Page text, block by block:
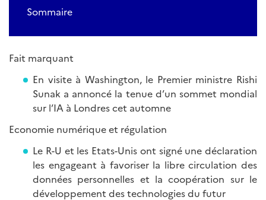
Sommaire
Fait marquant
En visite à Washington, le Premier ministre Rishi
Sunak a annoncé la tenue d’un sommet mondial
sur l’IA à Londres cet automne
Economie numérique et régulation
Le R-U et les Etats-Unis ont signé une déclaration
les engageant à favoriser la libre circulation des
données personnelles et la coopération sur le
développement des technologies du futur